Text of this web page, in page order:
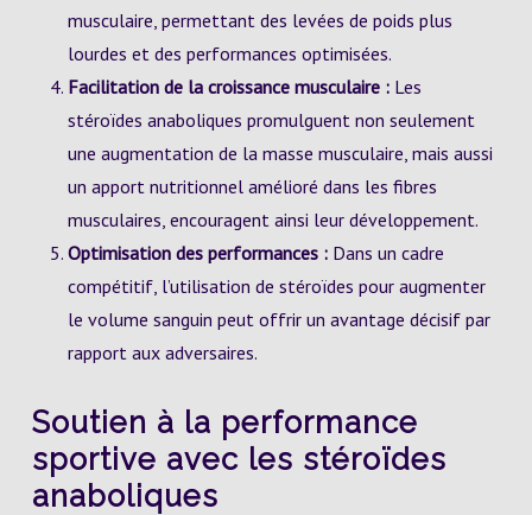
musculaire, permettant des levées de poids plus
lourdes et des performances optimisées.
Facilitation de la croissance musculaire :Les
stéroïdes anaboliques promulguent non seulement
une augmentation de la masse musculaire, mais aussi
un apport nutritionnel amélioré dans les fibres
musculaires, encouragent ainsi leur développement.
Optimisation des performances :Dans un cadre
compétitif, l’utilisation de stéroïdes pour augmenter
le volume sanguin peut offrir un avantage décisif par
rapport aux adversaires.
Soutien à la performance
sportive avec les stéroïdes
anaboliques